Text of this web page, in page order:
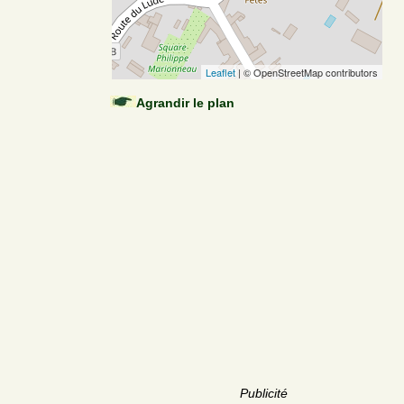
Leaflet | © OpenStreetMap contributors
Agrandir le plan
Publicité